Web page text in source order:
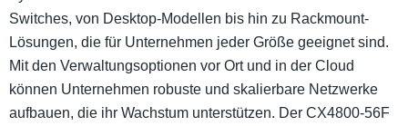
Switches, von Desktop-Modellen bis hin zu Rackmount-
Lösungen, die für Unternehmen jeder Größe geeignet sind.
Mit den Verwaltungsoptionen vor Ort und in der Cloud
können Unternehmen robuste und skalierbare Netzwerke
aufbauen, die ihr Wachstum unterstützen. Der CX4800-56F